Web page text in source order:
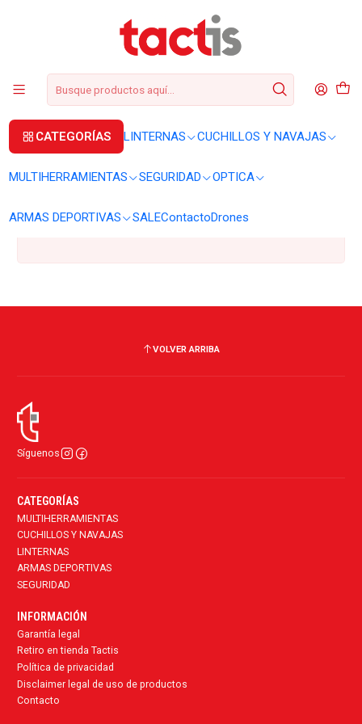
CATEGORÍAS LINTERNAS CUCHILLOS Y NAVAJAS
MULTIHERRAMIENTAS SEGURIDAD OPTICA
ARMAS DEPORTIVAS SALEContactoDrones
+56 2 3224 9572 +569 62369815
Inicio holster
holster
Todavía no hay productos disponibles aquí
VOLVER ARRIBA
Síguenos
CATEGORÍAS
MULTIHERRAMIENTAS
CUCHILLOS Y NAVAJAS
LINTERNAS
ARMAS DEPORTIVAS
SEGURIDAD
INFORMACIÓN
Garantía legal
Retiro en tienda Tactis
Política de privacidad
Disclaimer legal de uso de productos
Contacto